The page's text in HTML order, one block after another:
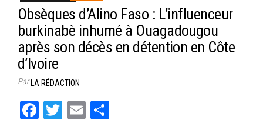
Obsèques d’Alino Faso : L’influenceur
burkinabè inhumé à Ouagadougou
après son décès en détention en Côte
d’Ivoire
ParLA RÉDACTION
Fa
T
E